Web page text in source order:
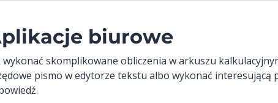
biurowe
wykonać skomplikowane obliczenia w arkuszu
pismo w edytorze tekstu albo wykonać interesującą